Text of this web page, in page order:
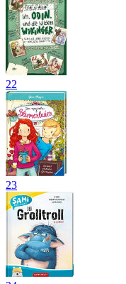
22
23